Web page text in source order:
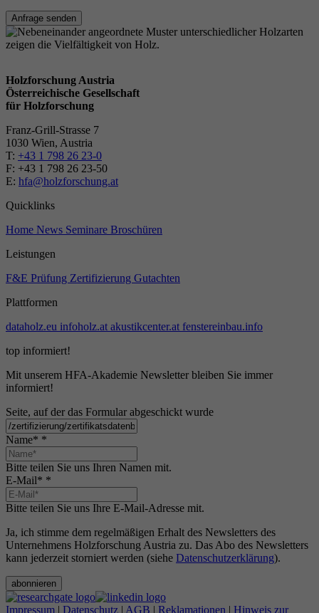
Anfrage senden
Holzforschung Austria
Österreichische Gesellschaft
für Holzforschung
Franz-Grill-Strasse 7
1030 Wien, Austria
T: +43 1 798 26 23-0
​​F: +43 1 798 26 23-50
E: hfa@holzforschung.at
Quicklinks
Home News Seminare Broschüren
Leistungen
F&E Prüfung Zertifizierung Gutachten
Plattformen
dataholz.eu infoholz.at akustikcenter.at fenstereinbau.info
top informiert!
Mit unserem HFA-Akademie Newsletter bleiben Sie immer
informiert!
Seite, auf der das Formular abgeschickt wurde
Name* *
Bitte teilen Sie uns Ihren Namen mit.
E-Mail* *
Bitte teilen Sie uns Ihre E-Mail-Adresse mit.
Ja, ich stimme dem regelmäßigen Erhalt des Newsletters des
Unternehmens Holzforschung Austria zu. Das Abo des Newsletters
kann jederzeit storniert werden (siehe Datenschutzerklärung).
abonnieren
Impressum | Datenschutz | AGB | Reklamationen | Hinweis zur